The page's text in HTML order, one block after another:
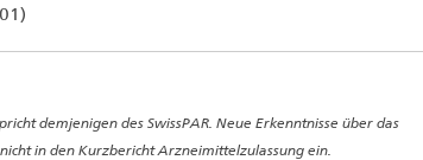
demjenigen des SwissPAR. Neue Erkenntnisse über das
in den Kurzbericht Arzneimittelzulassung ein.